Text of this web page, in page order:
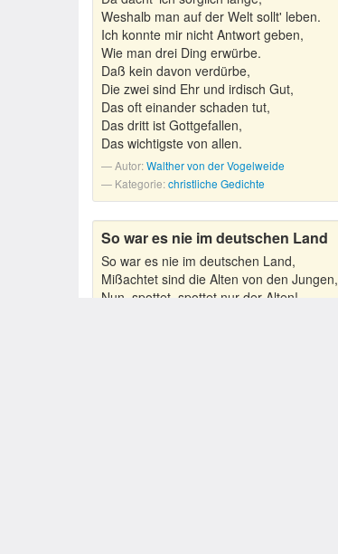
Weshalb man auf der Welt sollt' leben.
Ich konnte mir nicht Antwort geben,
Wie man drei Ding erwürbe.
Daß kein davon verdürbe,
Die zwei sind Ehr und irdisch Gut,
Das oft einander schaden tut,
Das dritt ist Gottgefallen,
Das wichtigste von allen.
Autor:Walther von der Vogelweide
Kategorie:christliche Gedichte
So war es nie im deutschen Land
So war es nie im deutschen Land,
Mißachtet sind die Alten von den Jungen,
Nun, spottet, spottet nur der Alten!